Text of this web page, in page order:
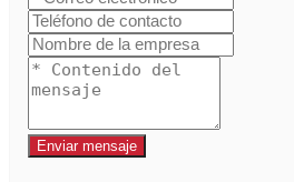
Enviar mensaje